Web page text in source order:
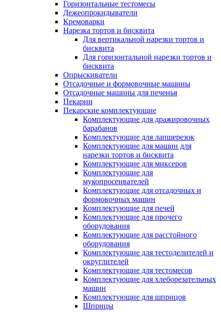
Горизонтальные тестомесы
Дежеопрокидыватели
Кремоварки
Нарезка тортов и бисквита
Для вертикальной нарезки тортов и
бисквита
Для горизонтальной нарезки тортов и
бисквита
Опрыскиватели
Отсадочные и формовочные машины
Отсадочные машины для печенья
Пекарни
Пекарские комплектующие
Комплектующие для дражировочных
барабанов
Комплектующие для лапшерезок
Комплектующие для машин для
нарезки тортов и бисквита
Комплектующие для миксеров
Комплектующие для
мукопросеивателей
Комплектующие для отсадочных и
формовочных машин
Комплектующие для печей
Комплектующие для прочего
оборудования
Комплектующие для расстойного
оборудования
Комплектующие для тестоделителей и
округлителей
Комплектующие для тестомесов
Комплектующие для хлеборезательных
машин
Комплектующие для шприцов
Шприцы